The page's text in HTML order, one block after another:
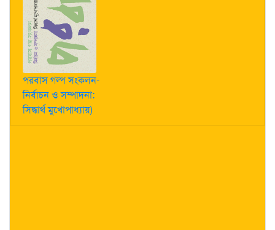
পরবাস গল্প সংকলন-
নির্বাচন ও সম্পাদনা:
সিদ্ধার্থ মুখোপাধ্যায়)